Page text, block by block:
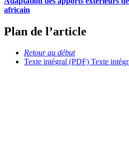
africain
Plan de l’article
Retour au début
Texte intégral (PDF) Texte